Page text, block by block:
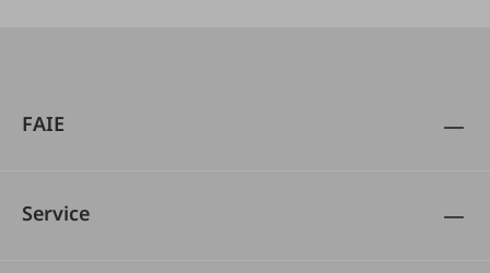
FAIE
Service